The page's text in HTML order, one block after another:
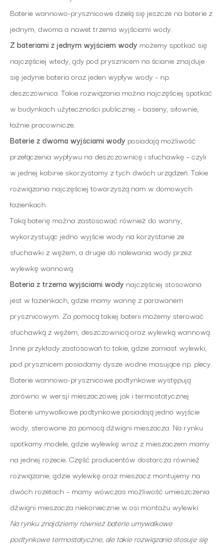
Baterie wannowo-prysznicowe dzielą się jeszcze na baterie z
jednym, dwoma a nawet trzema wyjściami wody.
Z bateriami z jednym wyjściem wody możemy spotkać się
najczęściej wtedy, gdy pod prysznicem na ścianie znajduje
się jedynie bateria oraz jeden wypływ wody – np.
deszczownica. Takie rozwiązania można najczęściej spotkać
w budynkach użyteczności publicznej – baseny, siłownie,
łaźnie pracownicze.
Baterie z dwoma wyjściami wody posiadają możliwość
przełączenia wypływu na deszczownicę i słuchawkę – czyli
w jednej kabinie skorzystamy z tych dwóch urządzeń. Takie
rozwiązania najczęściej towarzyszą nam w domowych
łazienkach.
Taką baterię można zastosować również do wanny,
wykorzystując jedno wyjście wody na korzystanie ze
słuchawki z wężem, a drugie do nalewania wody przez
wylewkę wannową.
Bateria z trzema wyjściami wody najczęściej stosowana
jest w łazienkach, gdzie mamy wannę z parawanem
prysznicowym. Za pomocą takiej baterii możemy sterować
słuchawką z wężem, deszczownicą oraz wylewką wannową.
Inne przykłady zastosowań to takie, gdzie zamiast wylewki,
pod prysznicem posiadamy dysze wodne masujące np. plecy.
Baterie wannowo-prysznicowe podtynkowe występują
zarówno w wersji mieszaczowej jak i termostatycznej.
Baterie umywalkowe podtynkowe posiadają jedno wyjście
wody, sterowane za pomocą dźwigni mieszacza. Na rynku
spotkamy modele, gdzie wylewkę wraz z mieszaczem mamy
na jednej rozecie. Część producentów dostarcza również
rozwiązanie, gdzie wylewkę oraz mieszacz montujemy na
dwóch rozetach – mamy wówczas możliwość umieszczenia
dźwigni mieszacza niekoniecznie w osi montażu wylewki.
Na rynku znajdziemy również baterie umywalkowe
podtynkowe termostatyczne, ale takie rozwiązania stosuje się